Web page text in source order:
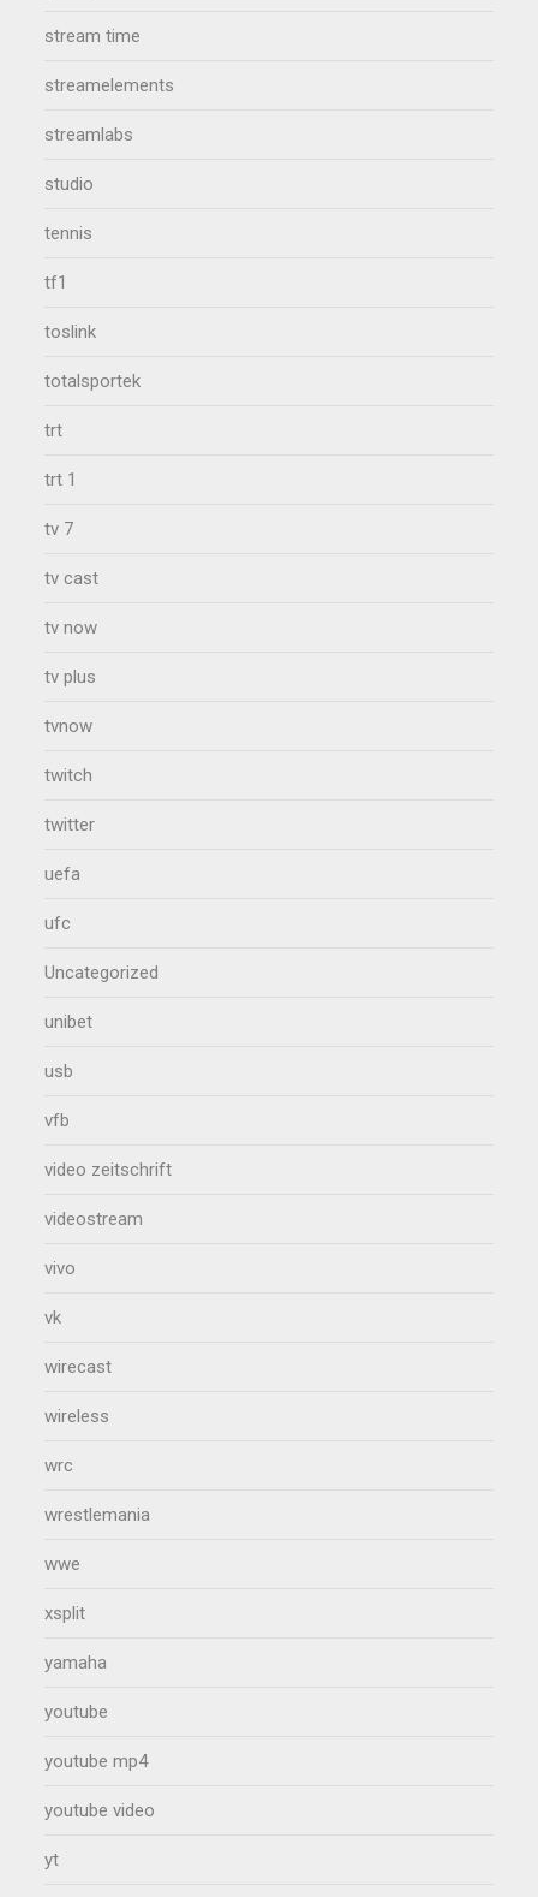
stream time
streamelements
streamlabs
studio
tennis
tf1
toslink
totalsportek
trt
trt 1
tv 7
tv cast
tv now
tv plus
tvnow
twitch
twitter
uefa
ufc
Uncategorized
unibet
usb
vfb
video zeitschrift
videostream
vivo
vk
wirecast
wireless
wrc
wrestlemania
wwe
xsplit
yamaha
youtube
youtube mp4
youtube video
yt